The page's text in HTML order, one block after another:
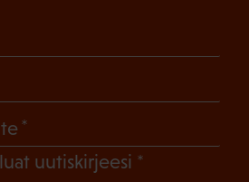
uutiskirjeesi (Pakollinen)